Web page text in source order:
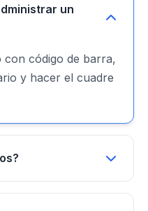
un
con código de barra,
y hacer el cuadre